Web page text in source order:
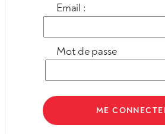
Email :
Mot de passe